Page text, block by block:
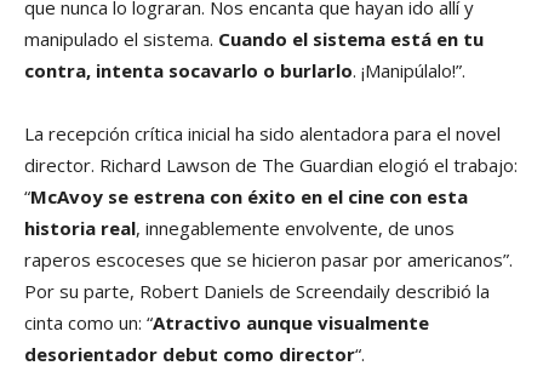
que nunca lo lograran. Nos encanta que hayan ido allí y
manipulado el sistema. Cuando el sistema está en tu
contra, intenta socavarlo o burlarlo. ¡Manipúlalo!”.
La recepción crítica inicial ha sido alentadora para el novel
director. Richard Lawson de The Guardian elogió el trabajo:
“McAvoy se estrena con éxito en el cine con esta
historia real, innegablemente envolvente, de unos
raperos escoceses que se hicieron pasar por americanos”.
Por su parte, Robert Daniels de Screendaily describió la
cinta como un: “Atractivo aunque visualmente
desorientador debut como director“.